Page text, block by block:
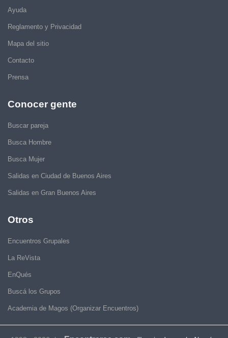
Ayuda
Reglamento y Privacidad
Mapa del sitio
Contacto
Prensa
Conocer gente
Buscar pareja
Busca Hombre
Busca Mujer
Salidas en Ciudad de Buenos Aires
Salidas en Gran Buenos Aires
Otros
Encuentros Grupales
La ReVista
EnQués
Buscá los Grupos
Academia de Magos (Organizar Encuentros)